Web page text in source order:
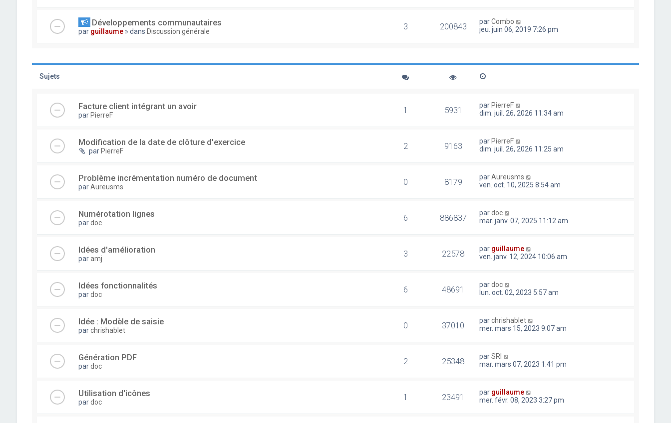
Développements communautaires
par guillaume » dans Discussion générale 3 200843 parCombo
jeu. juin 06, 2019 7:26 pm
Sujets
Facture client intégrant un avoir
par PierreF 1 5931 par PierreF
dim. juil. 26, 2026 11:34 am
Modification de la date de clôture d'exercice
par PierreF 2 9163 par PierreF
dim. juil. 26, 2026 11:25 am
Problème incrémentation numéro de document
parAureusms 0 8179 parAureusms
ven. oct. 10, 2025 8:54 am
Numérotation lignes
pardoc 6 886837 pardoc
mar. janv. 07, 2025 11:12 am
Idées d'amélioration
paramj 3 22578 par guillaume
ven. janv. 12, 2024 10:06 am
Idées fonctionnalités
pardoc 6 48691 pardoc
lun. oct. 02, 2023 5:57 am
Idée : Modèle de saisie
parchrishablet 0 37010 parchrishablet
mer. mars 15, 2023 9:07 am
Génération PDF
pardoc 2 25348 parSRI
mar. mars 07, 2023 1:41 pm
Utilisation d'icônes
pardoc 1 23491 par guillaume
mer. févr. 08, 2023 3:27 pm